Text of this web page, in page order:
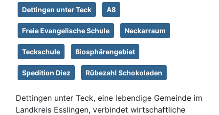
Dettingen unter Teck A8
Freie Evangelische Schule Neckarraum
Teckschule Biosphärengebiet
Spedition Diez Rübezahl Schokoladen
Dettingen unter Teck, eine lebendige Gemeinde im
Landkreis Esslingen, verbindet wirtschaftliche